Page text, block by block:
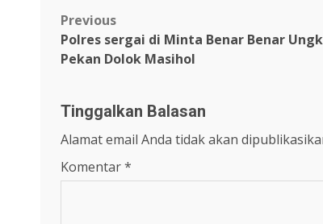
Post
navigation
Previous
Polres sergai di Minta Benar Benar
Pekan Dolok Masihol
Tinggalkan Balasan
Alamat email Anda tidak akan
Komentar*